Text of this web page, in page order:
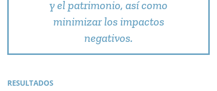
y el patrimonio, así como
minimizar los impactos
negativos.
RESULTADOS